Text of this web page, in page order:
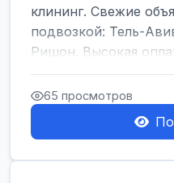
клининг. Свежие
подвозкой: Тель-
Ришон. Высокая
</h1><br />
... 65 просмотров